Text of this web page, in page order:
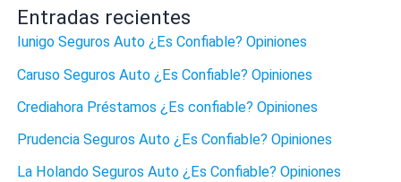
Entradas recientes
Iunigo Seguros Auto ¿Es Confiable? Opiniones
Caruso Seguros Auto ¿Es Confiable? Opiniones
Crediahora Préstamos ¿Es confiable? Opiniones
Prudencia Seguros Auto ¿Es Confiable? Opiniones
La Holando Seguros Auto ¿Es Confiable? Opiniones